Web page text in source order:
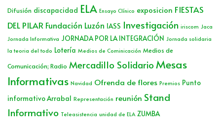
Difusión discapacidad ELA Ensayo Clínico exposicion FIESTAS
DEL PILAR Fundación Luzón IASS Investigación iriscom Jaca
Jornada Informativa JORNADA POR LA INTEGRACIÓN Jornada solidaria
la teoria del todo Lotería Medios de Cominicación Medios de
Comunicación; Radio Mercadillo SolidarioMesas
Informativas Navidad Ofrenda de flores Premios Punto
informativo Arrabal Representación reunión Stand
Informativo Teleasistencia unidad de ELA ZUMBA